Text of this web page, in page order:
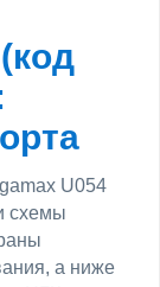
U054
схемы
а ниже